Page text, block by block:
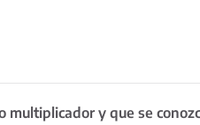
y que se